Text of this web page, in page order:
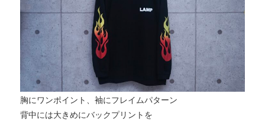
胸にワンポイント、袖にフレイムパターン
背中には大きめにバックプリントを